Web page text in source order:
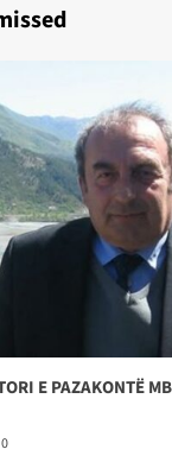
E PAZAKONTË
0